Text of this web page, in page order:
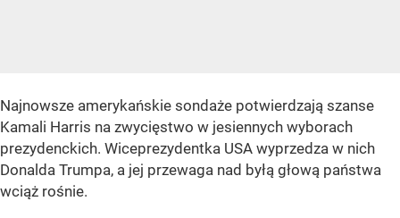
Najnowsze amerykańskie sondaże potwierdzają szanse
Kamali Harris na zwycięstwo w jesiennych wyborach
prezydenckich. Wiceprezydentka USA wyprzedza w nich
Donalda Trumpa, a jej przewaga nad byłą głową państwa
wciąż rośnie.